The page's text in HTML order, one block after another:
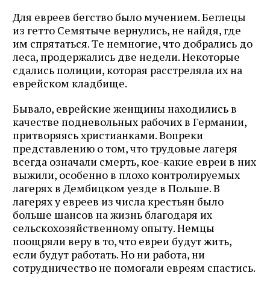
Для евреев бегство было мучением. Беглецы
из гетто Семятыче вернулись, не найдя, где
им спрятаться. Те немногие, что добрались до
леса, продержались две недели. Некоторые
сдались полиции, которая расстреляла их на
еврейском кладбище.
Бывало, еврейские женщины находились в
качестве подневольных рабочих в Германии,
притворяясь христианками. Вопреки
представлению о том, что трудовые лагеря
всегда означали смерть, кое-какие евреи в них
выжили, особенно в плохо контролируемых
лагерях в Дембицком уезде в Польше. В
лагерях у евреев из числа крестьян было
больше шансов на жизнь благодаря их
сельскохозяйственному опыту. Немцы
поощряли веру в то, что евреи будут жить,
если будут работать. Но ни работа, ни
сотрудничество не помогали евреям спастись.